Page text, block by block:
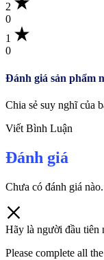
2
0
1
0
Đánh giá sản phẩm
Chia sẻ suy nghĩ của
Viết Bình Luận
Đánh giá
Chưa có đánh giá nào.
Hãy là người đầu
Please complete all